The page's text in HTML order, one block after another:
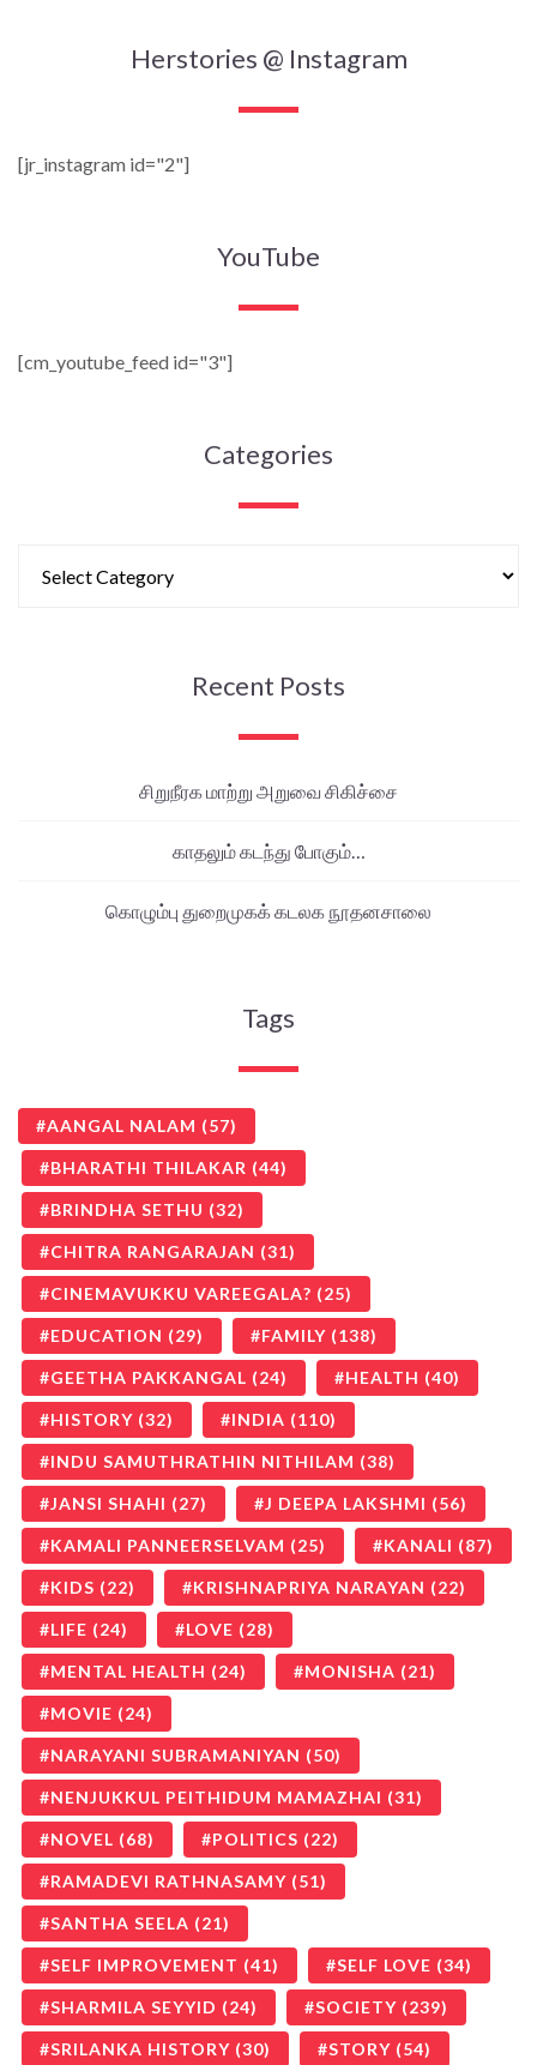
Herstories @ Instagram
[jr_instagram id="2"]
YouTube
[cm_youtube_feed id="3"]
Categories
Recent Posts
சிறுநீரக மாற்று அறுவை சிகிச்சை
காதலும் கடந்து போகும்…
கொழும்பு துறைமுகக் கடலக நூதனசாலை
Tags
AANGAL NALAM (57)
BHARATHI THILAKAR (44)
BRINDHA SETHU (32)
CHITRA RANGARAJAN (31)
CINEMAVUKKU VAREEGALA? (25)
EDUCATION (29) FAMILY (138)
GEETHA PAKKANGAL (24) HEALTH (40)
HISTORY (32) INDIA (110)
INDU SAMUTHRATHIN NITHILAM (38)
JANSI SHAHI (27) J DEEPA LAKSHMI (56)
KAMALI PANNEERSELVAM (25) KANALI (87)
KIDS (22) KRISHNAPRIYA NARAYAN (22)
LIFE (24) LOVE (28)
MENTAL HEALTH (24) MONISHA (21)
MOVIE (24)
NARAYANI SUBRAMANIYAN (50)
NENJUKKUL PEITHIDUM MAMAZHAI (31)
NOVEL (68) POLITICS (22)
RAMADEVI RATHNASAMY (51)
SANTHA SEELA (21)
SELF IMPROVEMENT (41) SELF LOVE (34)
SHARMILA SEYYID (24) SOCIETY (239)
SRILANKA HISTORY (30) STORY (54)